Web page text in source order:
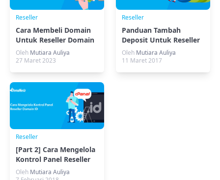
Reseller
Cara Membeli Domain
Untuk Reseller Domain
TLD
Oleh Mutiara Auliya
27 Maret 2023
Reseller
Panduan Tambah
Deposit Untuk Reseller
Domain
Oleh Mutiara Auliya
11 Maret 2017
Reseller
[Part 2] Cara Mengelola
Kontrol Panel Reseller
Domain ID
Oleh Mutiara Auliya